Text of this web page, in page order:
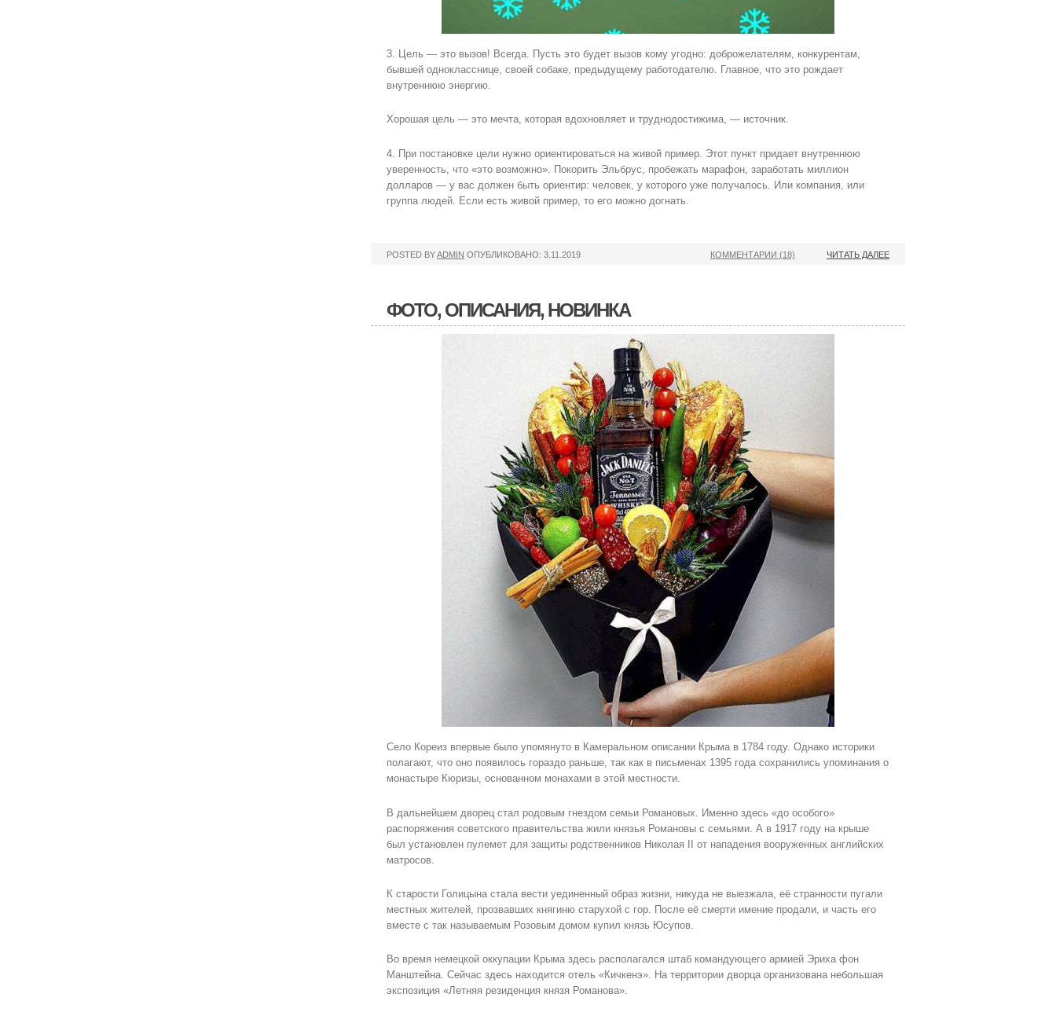
3. Цель — это вызов! Всегда. Пусть это будет вызов кому угодно: доброжелателям, конкурентам,
бывшей однокласснице, своей собаке, предыдущему работодателю. Главное, что это рождает
внутреннюю энергию.
Хорошая цель — это мечта, которая вдохновляет и труднодостижима, — источник.
4. При постановке цели нужно ориентироваться на живой пример. Этот пункт придает внутреннюю
уверенность, что «это возможно». Покорить Эльбрус, пробежать марафон, заработать миллион
долларов — у вас должен быть ориентир: человек, у которого уже получалось. Или компания, или
группа людей. Если есть живой пример, то его можно догнать.
POSTED BYADMIN ОПУБЛИКОВАНО: 3.11.2019 ЧИТАТЬ ДАЛЕЕ
КОММЕНТАРИИ (18)
ФОТО, ОПИСАНИЯ, НОВИНКА
Село Кореиз впервые было упомянуто в Камеральном описании Крыма в 1784 году. Однако историки
полагают, что оно появилось гораздо раньше, так как в письменах 1395 года сохранились упоминания о
монастыре Кюризы, основанном монахами в этой местности.
В дальнейшем дворец стал родовым гнездом семьи Романовых. Именно здесь «до особого»
распоряжения советского правительства жили князья Романовы с семьями. А в 1917 году на крыше
был установлен пулемет для защиты родственников Николая II от нападения вооруженных английских
матросов.
К старости Голицына стала вести уединенный образ жизни, никуда не выезжала, её странности пугали
местных жителей, прозвавших княгиню старухой с гор. После её смерти имение продали, и часть его
вместе с так называемым Розовым домом купил князь Юсупов.
Во время немецкой оккупации Крыма здесь располагался штаб командующего армией Эриха фон
Манштейна. Сейчас здесь находится отель «Кичкенэ». На территории дворца организована небольшая
экспозиция «Летняя резиденция князя Романова».